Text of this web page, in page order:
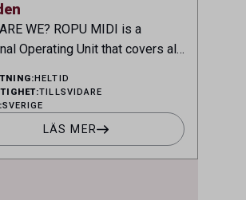
WE? ROPU MIDI is a
Operating Unit that covers all
Units across Belgium,
Norway, Finland, Greece,
Sweden, and The
MIDI has a multicultural
HELTID
TILLSVIDARE
SVERIGE
LÄS MER